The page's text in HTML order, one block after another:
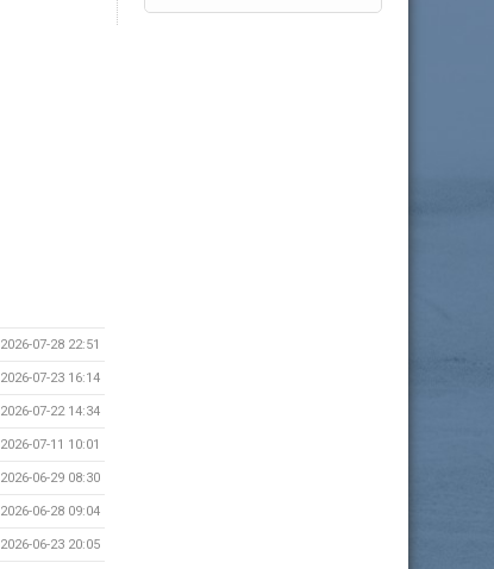
2026-07-28 22:51
2026-07-23 16:14
2026-07-22 14:34
2026-07-11 10:01
2026-06-29 08:30
2026-06-28 09:04
2026-06-23 20:05